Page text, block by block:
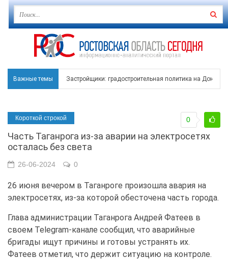
Важные темы Застройщики: градостроительная политика на Дону
В Чеховской библиотеке Таганрога открылась
В Ростове задержан подозреваемый в ночном
Среди детей, ставших жертвами вражеской атаки в
Короткой строкой
Часть Таганрога из-за аварии на электросетях
осталась без света
0
26-06-2024 0
26 июня вечером в Таганроге произошла авария на
электросетях, из-за которой обесточена часть города.
Глава администрации Таганрога Андрей Фатеев в
своем Telegram-канале сообщил, что аварийные
бригады ищут причины и готовы устранять их.
Фатеев отметил, что держит ситуацию на контроле.